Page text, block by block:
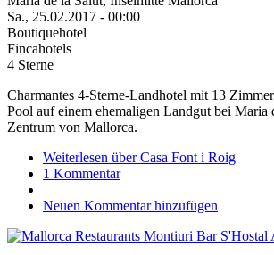
Sa., 25.02.2017 - 00:00
Boutiquehotel
Fincahotels
4 Sterne
Charmantes 4-Sterne-Landhotel mit 13
Pool auf einem ehemaligen Landgut bei Maria
Zentrum von Mallorca.
Weiterlesen über Casa Font i Roig
1 Kommentar
Neuen Kommentar hinzufügen